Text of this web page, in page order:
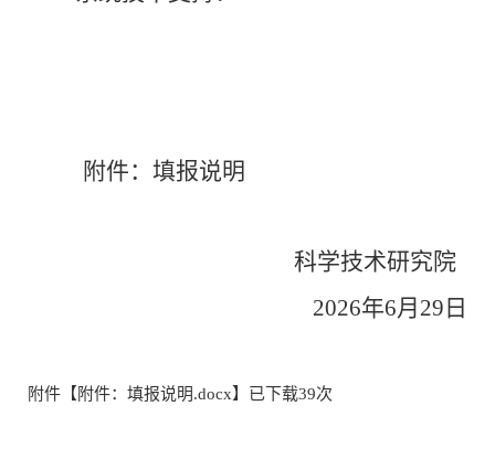
附件：填报说明
科学技术研究院
2026年6月 29 日
附件【附件：填报说明.docx】已下载39次